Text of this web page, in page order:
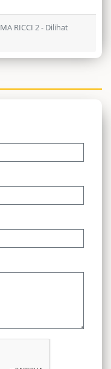
RICCI 2 - Dilihat